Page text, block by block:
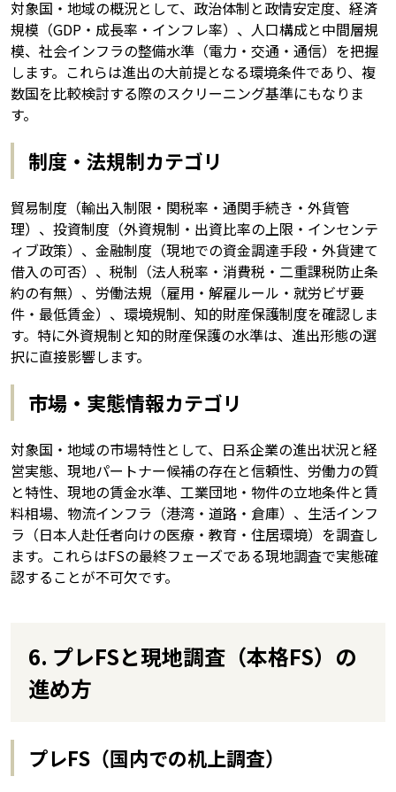
対象国・地域の概況として、政治体制と政情安定度、経済
規模（GDP・成長率・インフレ率）、人口構成と中間層規
模、社会インフラの整備水準（電力・交通・通信）を把握
します。これらは進出の大前提となる環境条件であり、複
数国を比較検討する際のスクリーニング基準にもなりま
す。
制度・法規制カテゴリ
貿易制度（輸出入制限・関税率・通関手続き・外貨管
理）、投資制度（外資規制・出資比率の上限・インセンテ
ィブ政策）、金融制度（現地での資金調達手段・外貨建て
借入の可否）、税制（法人税率・消費税・二重課税防止条
約の有無）、労働法規（雇用・解雇ルール・就労ビザ要
件・最低賃金）、環境規制、知的財産保護制度を確認しま
す。特に外資規制と知的財産保護の水準は、進出形態の選
択に直接影響します。
市場・実態情報カテゴリ
対象国・地域の市場特性として、日系企業の進出状況と経
営実態、現地パートナー候補の存在と信頼性、労働力の質
と特性、現地の賃金水準、工業団地・物件の立地条件と賃
料相場、物流インフラ（港湾・道路・倉庫）、生活インフ
ラ（日本人赴任者向けの医療・教育・住居環境）を調査し
ます。これらはFSの最終フェーズである現地調査で実態確
認することが不可欠です。
6. プレFSと現地調査（本格FS）の
進め方
プレFS（国内での机上調査）